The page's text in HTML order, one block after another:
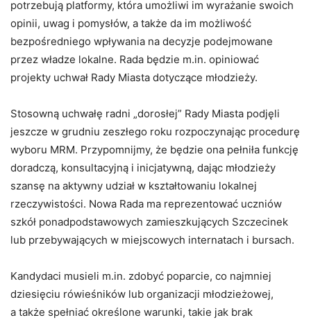
potrzebują platformy, która umożliwi im wyrażanie swoich
opinii, uwag i pomysłów, a także da im możliwość
bezpośredniego wpływania na decyzje podejmowane
przez władze lokalne. Rada będzie m.in. opiniować
projekty uchwał Rady Miasta dotyczące młodzieży.
Stosowną uchwałę radni „dorosłej” Rady Miasta podjęli
jeszcze w grudniu zeszłego roku rozpoczynając procedurę
wyboru MRM. Przypomnijmy, że będzie ona pełniła funkcję
doradczą, konsultacyjną i inicjatywną, dając młodzieży
szansę na aktywny udział w kształtowaniu lokalnej
rzeczywistości. Nowa Rada ma reprezentować uczniów
szkół ponadpodstawowych zamieszkujących Szczecinek
lub przebywających w miejscowych internatach i bursach.
Kandydaci musieli m.in. zdobyć poparcie, co najmniej
dziesięciu rówieśników lub organizacji młodzieżowej,
a także spełniać określone warunki, takie jak brak